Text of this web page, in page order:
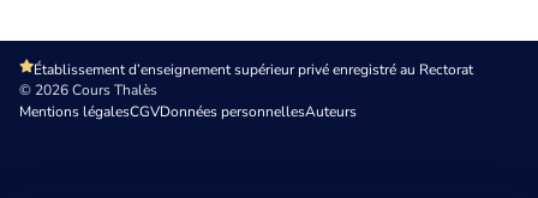
Établissement d’enseignement supérieur privé enregistré au Rectorat
© 2026 Cours Thalès
Mentions légalesCGVDonnées personnellesAuteurs